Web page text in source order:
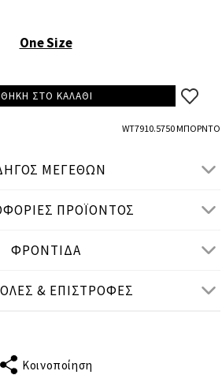
One Size
ΣΤΟ ΚΑΛΑΘΙ
WT7910.5750 ΜΠΟΡΝΤΟ
ΜΕΓΕΘΩΝ
One Size
56
ΠΡΟΪΟΝΤΟΣ
ΦΡΟΝΤΙΔΑ
& ΕΠΙΣΤΡΟΦΕΣ
Κοινοποίηση